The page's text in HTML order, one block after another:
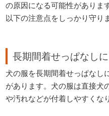
の原因になる可能性がありま
以下の注意点をしっかり守り
長期間着せっぱなし
犬の服を長期間着せっぱなし
があります。犬の服は直接犬
や汚れなどが付着しやすくな